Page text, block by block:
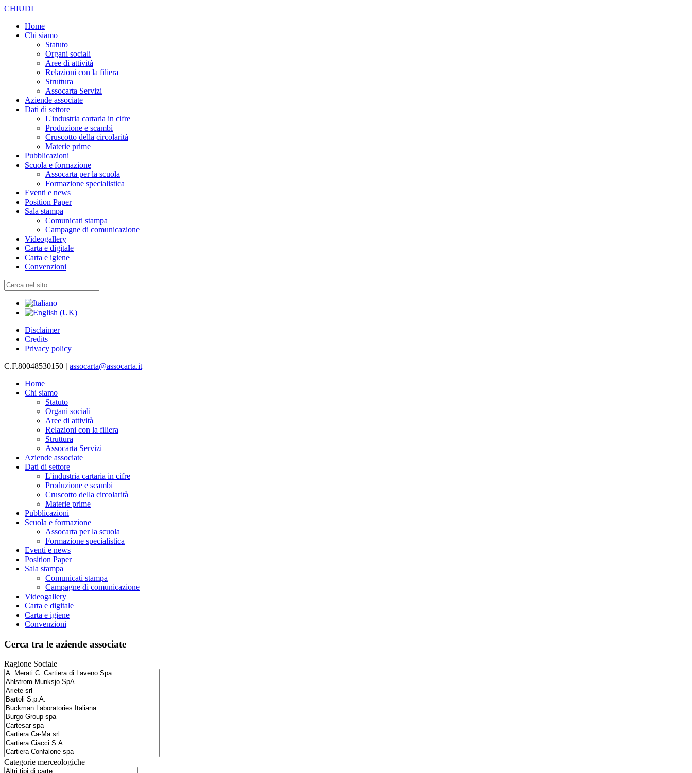
CHIUDI
Home
Chi siamo
Statuto
Organi sociali
Aree di attività
Relazioni con la filiera
Struttura
Assocarta Servizi
Aziende associate
Dati di settore
L'industria cartaria in cifre
Produzione e scambi
Cruscotto della circolarità
Materie prime
Pubblicazioni
Scuola e formazione
Assocarta per la scuola
Formazione specialistica
Eventi e news
Position Paper
Sala stampa
Comunicati stampa
Campagne di comunicazione
Videogallery
Carta e digitale
Carta e igiene
Convenzioni
Disclaimer
Credits
Privacy policy
C.F.80048530150 | assocarta@assocarta.it
Home
Chi siamo
Statuto
Organi sociali
Aree di attività
Relazioni con la filiera
Struttura
Assocarta Servizi
Aziende associate
Dati di settore
L'industria cartaria in cifre
Produzione e scambi
Cruscotto della circolarità
Materie prime
Pubblicazioni
Scuola e formazione
Assocarta per la scuola
Formazione specialistica
Eventi e news
Position Paper
Sala stampa
Comunicati stampa
Campagne di comunicazione
Videogallery
Carta e digitale
Carta e igiene
Convenzioni
Cerca tra le aziende associate
Ragione Sociale
Categorie merceologiche